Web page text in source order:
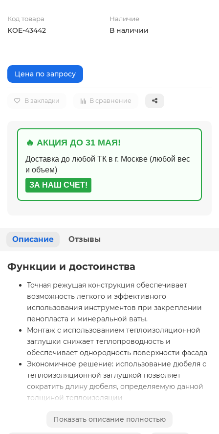
Код товара
KOE-43442
Наличие
В наличии
Цена по запросу
В закладки В сравнение
🔥 АКЦИЯ ДО 31 МАЯ!
Доставка до любой ТК в г. Москве (любой вес
и объем)
ЗА НАШ СЧЕТ!
Описание Отзывы
Функции и достоинства
Точная режущая конструкция обеспечивает
возможность легкого и эффективного
использования инструментов при закреплении
пенопласта и минеральной ваты.
Монтаж с использованием теплоизоляционной
заглушки снижает теплопроводность и
обеспечивает однородность поверхности фасада
Экономичное решение: использование дюбеля с
теплоизоляционной заглушкой позволяет
сократить длину дюбеля, определяемую данной
толщиной теплоизоляции
Показать описание полностью